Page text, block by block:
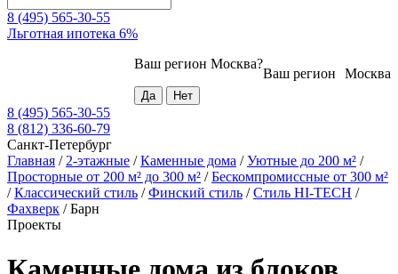
8 (495) 565-30-55
Льготная ипотека 6%
Москва
Ваш регион
Ваш регион Москва?
8 (495) 565-30-55
8 (812) 336-60-79
Санкт-Петербург
Главная / 2-этажные /Каменные дома /Уютные до 200 м² /
Просторные от 200 м² до 300 м² /Бескомпромиссные от 300 м²
/Классический стиль /Финский стиль /Стиль HI-TECH /
Фахверк /Барн
Проекты